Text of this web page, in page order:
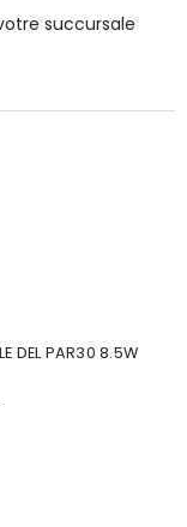
succursale
DEL PAR30 8.5W